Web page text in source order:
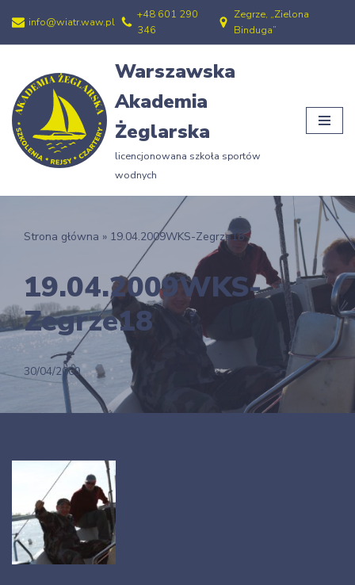
Przejdź
treści
info@wiatr.waw.pl
+48 601 290
346
Zegrze, „Zielona
Binduga”
Warszawska
Akademia
Żeglarska
licencjonowana szkoła sportów
wodnych
Strona główna » 19.04.2009WKS-Zegrze18
19.04.2009WKS-
Zegrze18
30/04/2009